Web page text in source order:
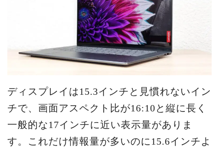
ディスプレイは15.3インチと見慣れないイン
チで、画面アスペクト比が16:10と縦に長く
一般的な17インチに近い表示量がありま
す。これだけ情報量が多いのに15.6インチよ